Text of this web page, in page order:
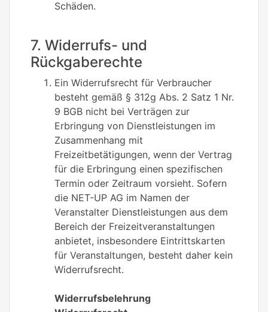
Schäden.
7. Widerrufs- und
Rückgaberechte
Ein Widerrufsrecht für Verbraucher
besteht gemäß § 312g Abs. 2 Satz 1 Nr.
9 BGB nicht bei Verträgen zur
Erbringung von Dienstleistungen im
Zusammenhang mit
Freizeitbetätigungen, wenn der Vertrag
für die Erbringung einen spezifischen
Termin oder Zeitraum vorsieht. Sofern
die NET-UP AG im Namen der
Veranstalter Dienstleistungen aus dem
Bereich der Freizeitveranstaltungen
anbietet, insbesondere Eintrittskarten
für Veranstaltungen, besteht daher kein
Widerrufsrecht.
Widerrufsbelehrung